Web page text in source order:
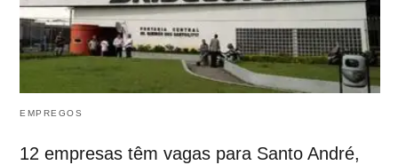
EMPREGOS
12 empresas têm vagas para Santo André,